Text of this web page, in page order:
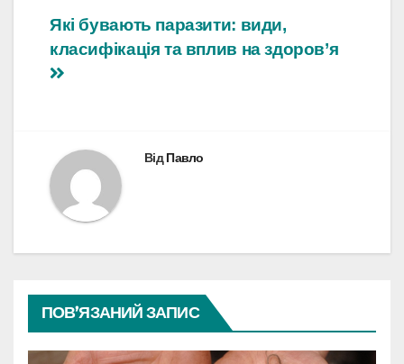
Навігація
записів
Які бувають паразити: види,
класифікація та вплив на здоров’я
ВідПавло
ПОВ’ЯЗАНИЙ ЗАПИС